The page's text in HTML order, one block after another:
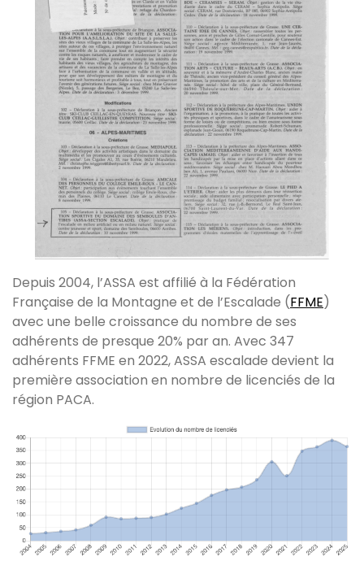
Depuis 2004, l’ASSA est affilié à la Fédération
Française de la Montagne et de l’Escalade (FFME)
avec une belle croissance du nombre de ses
adhérents de presque 20% par an. Avec 347
adhérents FFME en 2022, ASSA escalade devient la
première association en nombre de licenciés de la
région PACA.